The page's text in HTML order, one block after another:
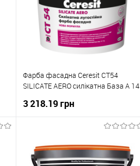
В вибране
Під
замовлення
Фарба фасадна Ceresit CT54
SILICATE AERO силікатна База А 14
3 218.19 грн
В корзину
Купити в 1 клік
До